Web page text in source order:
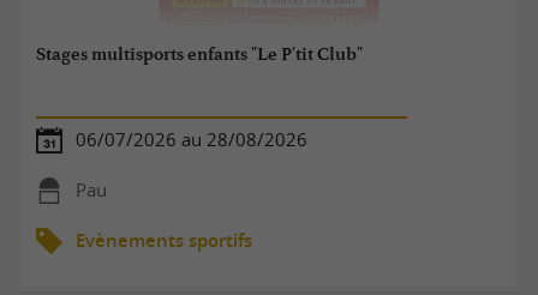
Stages multisports enfants "Le P'tit Club"
06/07/2026 au 28/08/2026
Pau
Evènements sportifs